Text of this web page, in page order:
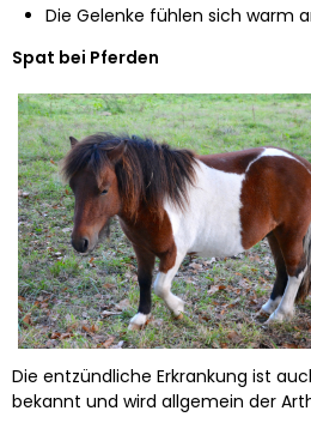
Die Gelenke fühlen sich warm
Spat bei Pferden
Die entzündliche Erkrankung ist
bekannt und wird allgemein der